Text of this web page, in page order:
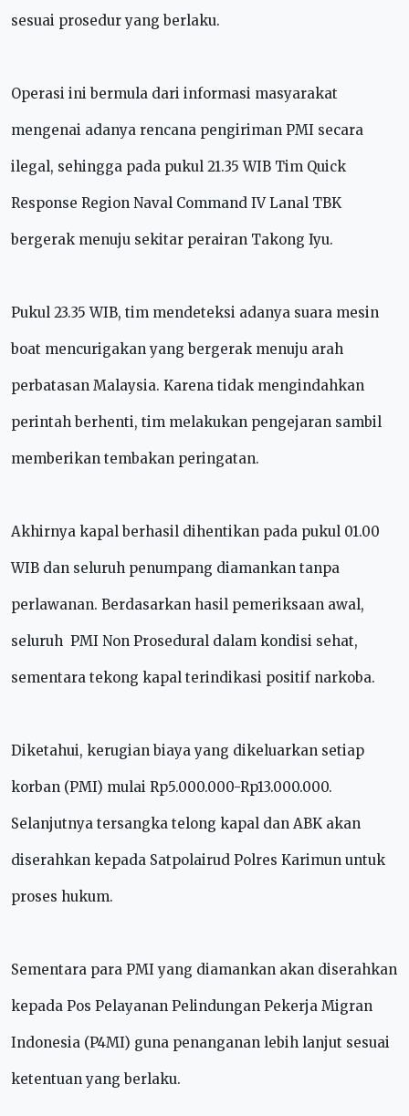
sesuai prosedur yang berlaku.
Operasi ini bermula dari informasi masyarakat
mengenai adanya rencana pengiriman PMI secara
ilegal, sehingga pada pukul 21.35 WIB Tim Quick
Response Region Naval Command IV Lanal TBK
bergerak menuju sekitar perairan Takong Iyu.
Pukul 23.35 WIB, tim mendeteksi adanya suara mesin
boat mencurigakan yang bergerak menuju arah
perbatasan Malaysia. Karena tidak mengindahkan
perintah berhenti, tim melakukan pengejaran sambil
memberikan tembakan peringatan.
Akhirnya kapal berhasil dihentikan pada pukul 01.00
WIB dan seluruh penumpang diamankan tanpa
perlawanan. Berdasarkan hasil pemeriksaan awal,
seluruh PMI Non Prosedural dalam kondisi sehat,
sementara tekong kapal terindikasi positif narkoba.
Diketahui, kerugian biaya yang dikeluarkan setiap
korban (PMI) mulai Rp5.000.000-Rp13.000.000.
Selanjutnya tersangka telong kapal dan ABK akan
diserahkan kepada Satpolairud Polres Karimun untuk
proses hukum.
Sementara para PMI yang diamankan akan diserahkan
kepada Pos Pelayanan Pelindungan Pekerja Migran
Indonesia (P4MI) guna penanganan lebih lanjut sesuai
ketentuan yang berlaku.